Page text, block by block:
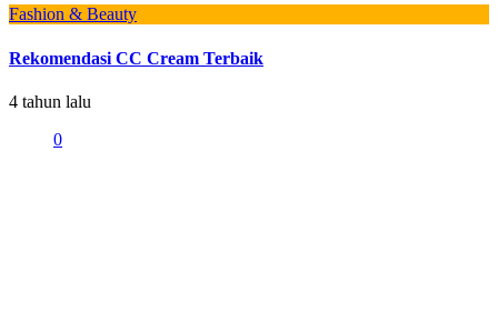
Fashion & Beauty
Rekomendasi CC Cream Terbaik
4 tahun lalu
0